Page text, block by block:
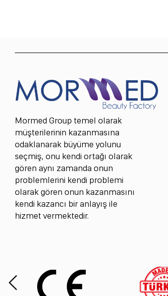
Mormed Group temel olarak
müşterilerinin kazanmasına
odaklanarak büyüme yolunu
seçmiş, onu kendi ortağı olarak
gören aynı zamanda onun
problemlerini kendi problemi
olarak gören onun kazanmasını
kendi kazancı bir anlayış ile
hizmet vermektedir.